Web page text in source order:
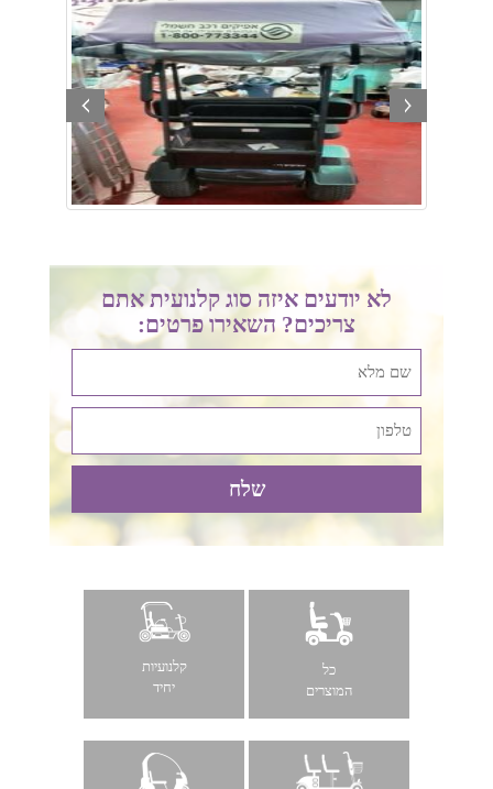
prev next
לא יודעים איזה סוג קלנועית אתם
צריכים? השאירו פרטים:
כל
המוצרים
קלנועיות
יחיד